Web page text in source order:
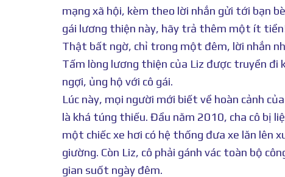
mạng xã hội, kèm theo lời nhắn gửi tới bạn
gái lương thiện này, hãy trả thêm một ít
Thật bất ngờ, chỉ trong một đêm, lời nhắn
Tấm lòng lương thiện của Liz được truyền đi
ngợi, ủng hộ với cô gái.
Lúc này, mọi người mới biết về hoàn cảnh
là khá túng thiếu. Đầu năm 2010, cha cô bị
một chiếc xe hơi có hệ thống đưa xe lăn lên
giường. Còn Liz, cô phải gánh vác toàn bộ
gian suốt ngày đêm.